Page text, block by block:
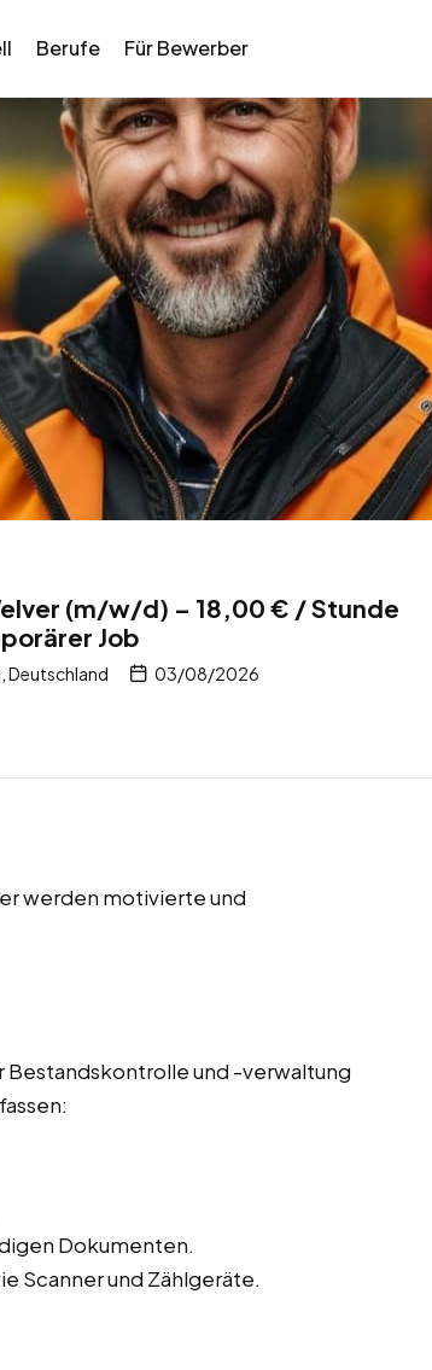
Berufe Für Bewerber
(m/w/d) – 18,00 € / Stunde
Job
Deutschland 03/08/2026
werden motivierte und
und -verwaltung
Dokumenten.
Scanner und Zählgeräte.